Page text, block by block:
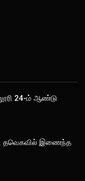
24-ம் ஆண்டு
தவெகவில் இணைந்த